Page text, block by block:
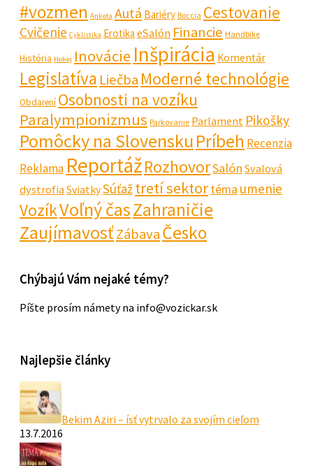
#vozmen Anketa Autá Bariéry Boccia Cestovanie
Cvičenie Cyklistika Erotika eSalón Financie Handbike
História Hokej Inovácie Inšpirácia Komentár
Legislatíva Liečba Moderné technológie
Obdarení Osobnosti na vozíku
Paralympionizmus Parkovanie Parlament Pikošky
Pomôcky na SlovenskuPríbeh Recenzia
Reklama ReportážRozhovorSalón Svalová
dystrofiaSviatkySúťažtretí sektortéma umenie
VozíkVoľný časZahraničie
ZaujímavosťZábavaČesko
Chýbajú Vám nejaké témy?
Píšte prosím námety na info@vozickar.sk
Najlepšie články
Bekim Aziri – ísť vytrvalo za svojím cieľom
13.7.2016